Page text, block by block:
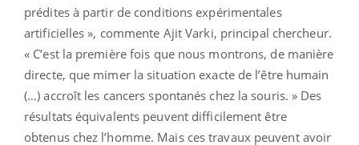
prédites à partir de conditions expérimentales
artificielles », commente Ajit Varki, principal chercheur.
« C’est la première fois que nous montrons, de manière
directe, que mimer la situation exacte de l’être humain
(…) accroît les cancers spontanés chez la souris. » Des
résultats équivalents peuvent difficilement être
obtenus chez l’homme. Mais ces travaux peuvent avoir